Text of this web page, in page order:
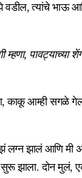
त्यांचे भाऊ
म्हणा, पावट्याच्या
काकू आम्ही सगळे
लग्न झालं आणि
झाला. दोन मुलं,